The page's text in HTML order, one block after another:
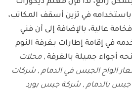
رائع، لذا فإن معلم ديكورات
في تزين أسقف المكاتب،
عالية، بالإضافة إلى أن فني
في إقامة إطارات بغرفة النوم
أجواء جميلة بالغرفة ,محلات
الواح الجبس في الدمام , شركات
جبس بالدمام , شركة جبس بورد